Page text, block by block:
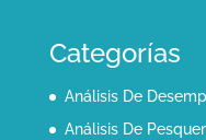
Categorías
Análisis De
Análisis De